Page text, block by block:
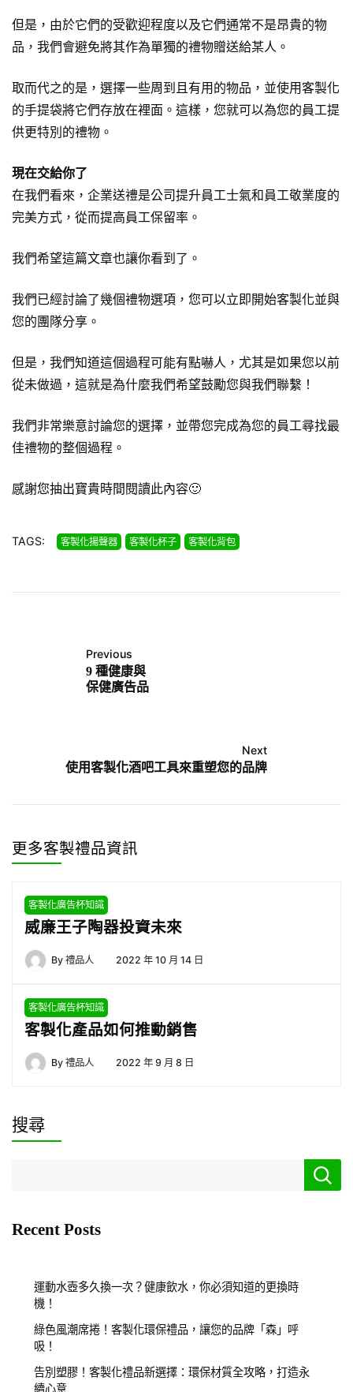
但是，由於它們的受歡迎程度以及它們通常不是昂貴的物
品，我們會避免將其作為單獨的禮物贈送給某人。
取而代之的是，選擇一些周到且有用的物品，並使用客製化
的手提袋將它們存放在裡面。這樣，您就可以為您的員工提
供更特別的禮物。
現在交給你了
在我們看來，企業送禮是公司提升員工士氣和員工敬業度的
完美方式，從而提高員工保留率。
我們希望這篇文章也讓你看到了。
我們已經討論了幾個禮物選項，您可以立即開始客製化並與
您的團隊分享。
但是，我們知道這個過程可能有點嚇人，尤其是如果您以前
從未做過，這就是為什麼我們希望鼓勵您與我們聯繫！
我們非常樂意討論您的選擇，並帶您完成為您的員工尋找最
佳禮物的整個過程。
感謝您抽出寶貴時間閱讀此內容🙂
TAGS: 客製化揚聲器 客製化杯子 客製化背包
Previous
9 種健康與
保健廣告品
Next
使用客製化酒吧工具來重塑您的品牌
更多客製禮品資訊
客製化廣告杯知識
威廉王子陶器投資未來
By 禮品人 2022 年 10 月 14 日
客製化廣告杯知識
客製化產品如何推動銷售
By 禮品人 2022 年 9 月 8 日
搜尋
Recent Posts
運動水壺多久換一次？健康飲水，你必須知道的更換時
機！
綠色風潮席捲！客製化環保禮品，讓您的品牌「森」呼
吸！
告別塑膠！客製化禮品新選擇：環保材質全攻略，打造永
續心意